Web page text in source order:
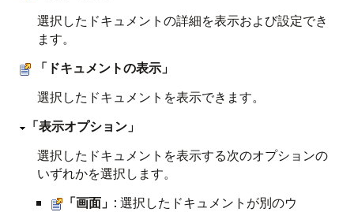
選択したドキュメントの詳細を表示および設定でき
ます。
「ドキュメントの表示」
選択したドキュメントを表示できます。
「表示オプション」
選択したドキュメントを表示する次のオプションの
いずれかを選択します。
「画面」 : 選択したドキュメントが別のウ